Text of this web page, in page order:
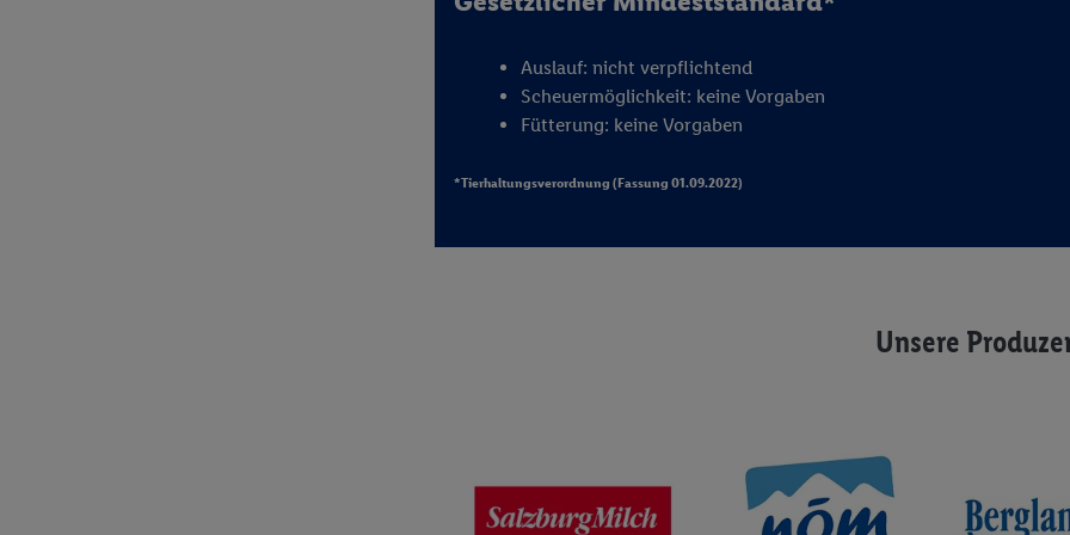
Auslauf: nicht verpflichtend
Scheuermöglichkeit: keine Vorgaben
Fütterung: keine Vorgaben
*Tierhaltungsverordnung (Fassung 01.09.2022)
Unsere